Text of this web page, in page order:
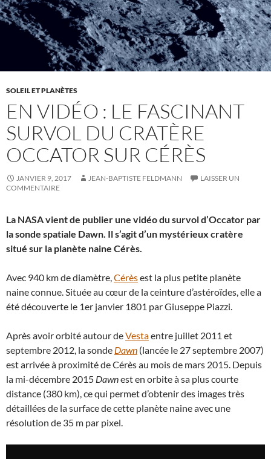
SOLEIL ET PLANÈTES
EN VIDÉO : LE FASCINANT
SURVOL DU CRATÈRE
OCCATOR SUR CÉRÈS
JANVIER 9, 2017 JEAN-BAPTISTE FELDMANN
LAISSER UN
COMMENTAIRE
La NASA vient de publier une vidéo du survol d’Occator par
la sonde spatiale Dawn. Il s’agit d’un mystérieux cratère
situé sur la planète naine Cérès.
Avec 940 km de diamètre, Cérèsest la plus petite planète
naine connue. Située au cœur de la ceinture d’astéroïdes, elle a
été découverte le 1er janvier 1801 par Giuseppe Piazzi.
Après avoir orbité autour deVestaentre juillet 2011 et
septembre 2012, la sonde Dawn (lancée le 27 septembre 2007)
est arrivée à proximité de Cérès au mois de mars 2015. Depuis
la mi-décembre 2015 Dawnest en orbite à sa plus courte
distance (380 km), ce qui permet d’obtenir des images très
détaillées de la surface de cette planète naine avec une
résolution de 35 m par pixel.